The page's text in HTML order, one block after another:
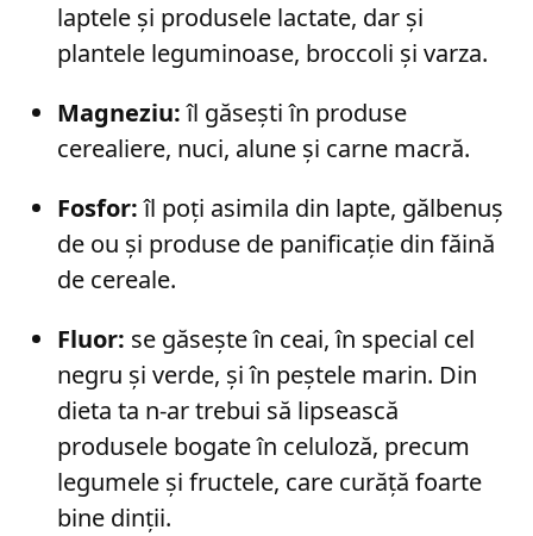
laptele și produsele lactate, dar și
plantele leguminoase, broccoli și varza.
Magneziu:îl găsești în produse
cerealiere, nuci, alune și carne macră.
Fosfor:îl poți asimila din lapte, gălbenuș
de ou și produse de panificație din făină
de cereale.
Fluor: se găsește în ceai, în special cel
negru și verde, și în peștele marin. Din
dieta ta n-ar trebui să lipsească
produsele bogate în celuloză, precum
legumele și fructele, care curăță foarte
bine dinții.